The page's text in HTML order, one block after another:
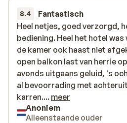
8.4 Fantastisch
Heel netjes, goed verzorgd,
bediening. Heel het hotel was
de kamer ook haast niet
open balkon last van herrie
avonds uitgaans geluid, 's
al bevoorrading met
karren. Tenslotte: echt heel
Heel netjes, goed verzorgd,
bediening. Heel het hotel was
de kamer ook haast niet
open balkon last van herrie
avonds uitgaans geluid, 's
al bevoorrading met
karren.... meer
Anoniem
Alleenstaande ouder